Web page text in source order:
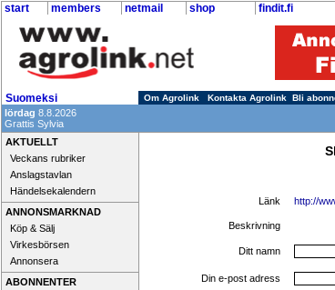
start members netmail shop findit.fi
Suomeksi Om Agrolink Kontakta Agrolink Bli
lördag 8.8.2026
Grattis Sylvia
AKTUELLT
Veckans rubriker
Anslagstavlan
Händelsekalendern
ANNONSMARKNAD
Köp & Sälj
Virkesbörsen
Annonsera
ABONNENTER
Länk http://
Beskrivning
Ditt namn
Din e-post adress